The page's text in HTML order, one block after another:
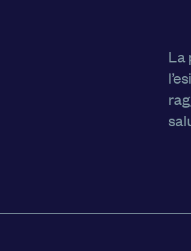
I cookie e altre tecnologie simili
nostra Piattaforma. L’obiettivo
navigazione più comoda ed
la Piattaforma stessa. Inoltre, i
risulti interessante per l’utente
disponibili tutte le informazioni sui
disattivarli secondo le proprie
La